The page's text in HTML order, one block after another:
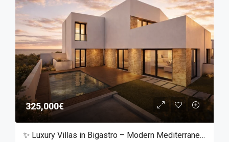
325,000€
✨ Luxury Villas in Bigastro – Modern Mediterranean Living ✨